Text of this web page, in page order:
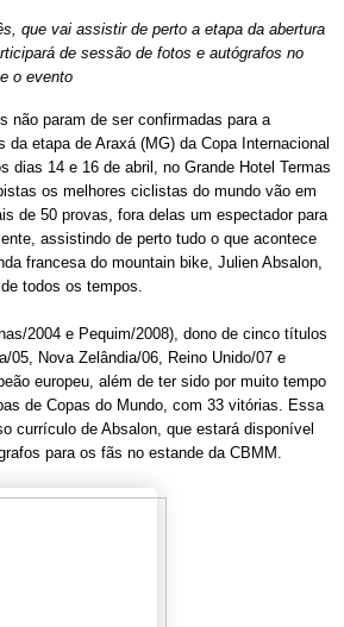
que vai assistir de perto a etapa da abertura
de sessão de fotos e autógrafos no
o evento
não param de ser confirmadas para a
da etapa de Araxá (MG) da Copa Internacional
dias 14 e 16 de abril, no Grande Hotel Termas
os melhores ciclistas do mundo vão em
de 50 provas, fora delas um espectador para
assistindo de perto tudo o que acontece
francesa do mountain bike, Julien Absalon,
todos os tempos.
2004 e Pequim/2008), dono de cinco títulos
05, Nova Zelândia/06, Reino Unido/07 e
europeu, além de ter sido por muito tempo
de Copas do Mundo, com 33 vitórias. Essa
currículo de Absalon, que estará disponível
para os fãs no estande da CBMM.